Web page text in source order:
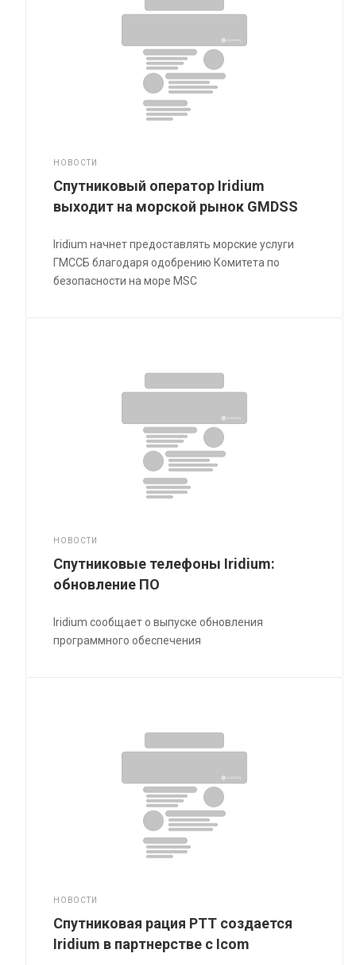
НОВОСТИ
Спутниковый оператор Iridium
выходит на морской рынок GMDSS
Iridium начнет предоставлять морские услуги
ГМССБ благодаря одобрению Комитета по
безопасности на море MSC
НОВОСТИ
Спутниковые телефоны Iridium:
обновление ПО
Iridium сообщает о выпуске обновления
программного обеспечения
НОВОСТИ
Спутниковая рация PTT создается
Iridium в партнерстве с Icom